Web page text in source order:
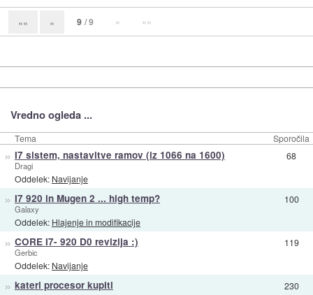
«« « 9 / 9 » »»
Vredno ogleda ...
Tema Sporočila
» I7 sistem, nastavitve ramov (iz 1066 na 1600)
Dragi
Oddelek: Navijanje
68
» I7 920 in Mugen 2 ... high temp?
Galaxy
Oddelek: Hlajenje in modifikacije
100
» CORE I7- 920 D0 revizija :)
Gerbic
Oddelek: Navijanje
119
» kateri procesor kupiti 230